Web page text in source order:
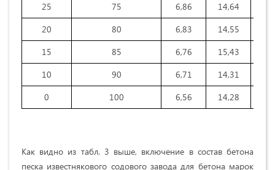
25
75 6,86 14,64
20
80 6,83 14,55
15
85 6,76 15,43
10
90 6,71 14,31
0
100 6,56 14,28
Как видно из табл. 3 выше, включение в состав бетона
песка известнякового содового завода для бетона марок